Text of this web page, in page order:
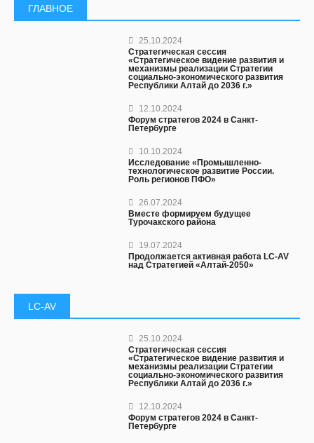
ГЛАВНОЕ
25.10.2024
Стратегическая сессия
«Стратегическое видение развития и
механизмы реализации Стратегии
социально-экономического развития
Республики Алтай до 2036 г.»
12.10.2024
Форум стратегов 2024 в Санкт-
Петербурге
10.10.2024
Исследование «Промышленно-
технологическое развитие России.
Роль регионов ПФО»
26.07.2024
Вместе формируем будущее
Турочакского района
19.07.2024
Продолжается активная работа LC-AV
над Стратегией «Алтай-2050»
LC-AV
25.10.2024
Стратегическая сессия
«Стратегическое видение развития и
механизмы реализации Стратегии
социально-экономического развития
Республики Алтай до 2036 г.»
12.10.2024
Форум стратегов 2024 в Санкт-
Петербурге